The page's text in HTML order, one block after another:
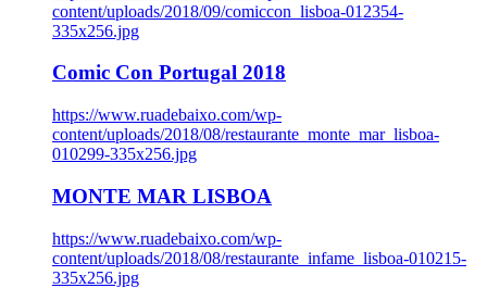
content/uploads/2018/09/comiccon_lisboa-012354-
335x256.jpg
Comic Con Portugal 2018
https://www.ruadebaixo.com/wp-
content/uploads/2018/08/restaurante_monte_mar_lisboa-
010299-335x256.jpg
MONTE MAR LISBOA
https://www.ruadebaixo.com/wp-
content/uploads/2018/08/restaurante_infame_lisboa-010215-
335x256.jpg